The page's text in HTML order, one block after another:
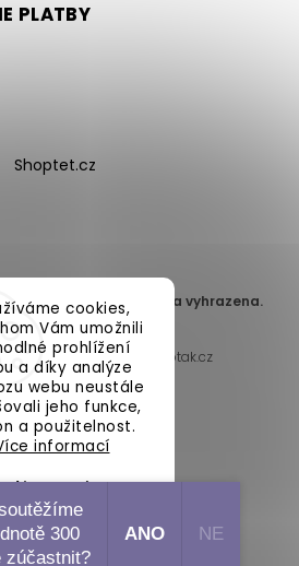
cookies,
Vám umožnili
prohlížení
a díky analýze
webu neustále
jeho funkce,
a použitelnost.
informací
Nastavení
Souhlasím
PLATBY
Shoptet.cz
s.r.o. . Všechna práva vyhrazena.
nastavení cookies
a nakódoval
Shoptak.cz
300
zúčastnit?
ANO NE